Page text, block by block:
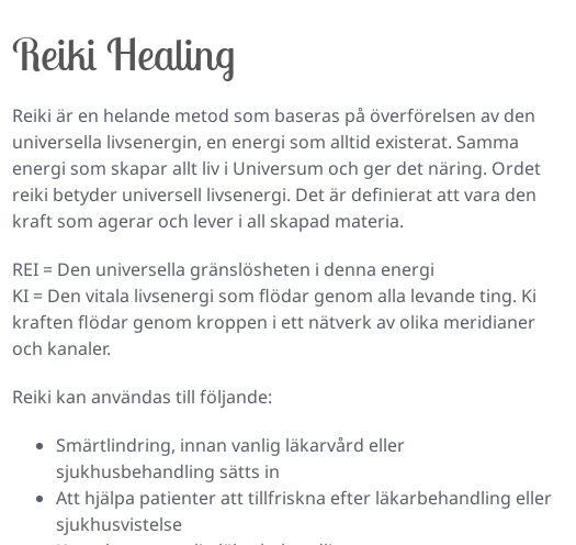
Reiki Healing
Reiki är en helande metod som baseras på överförelsen av den
universella livsenergin, en energi som alltid existerat. Samma
energi som skapar allt liv i Universum och ger det näring. Ordet
reiki betyder universell livsenergi. Det är definierat att vara den
kraft som agerar och lever i all skapad materia.
REI = Den universella gränslösheten i denna energi
KI = Den vitala livsenergi som flödar genom alla levande ting. Ki
kraften flödar genom kroppen i ett nätverk av olika meridianer
och kanaler.
Reiki kan användas till följande:
Smärtlindring, innan vanlig läkarvård eller
sjukhusbehandling sätts in
Att hjälpa patienter att tillfriskna efter läkarbehandling eller
sjukhusvistelse